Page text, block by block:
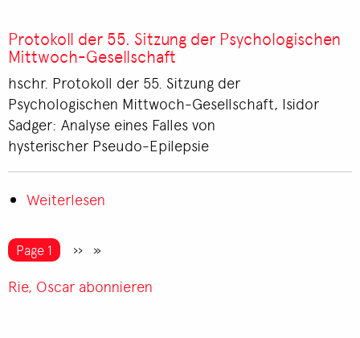
der
56.
Sitzung
der
Psychologischen
Mittwoch-
Gesellschaft
Protokoll der 55. Sitzung der Psychologischen
Mittwoch-Gesellschaft
hschr. Protokoll der 55. Sitzung der
Psychologischen Mittwoch-Gesellschaft, Isidor
Sadger: Analyse eines Falles von
hysterischer Pseudo-Epilepsie
Weiterlesen
Sitzung
Seitennummerierung
You're on
Page 1
Nächste
››
Rie, Oscar abonnieren